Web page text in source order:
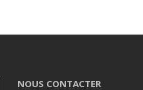
NOUS CONTACTER